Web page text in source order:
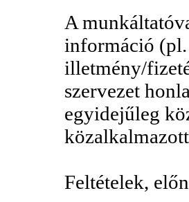
A
információ
illetmény/
szervezet
egyidejűleg
Feltételek,